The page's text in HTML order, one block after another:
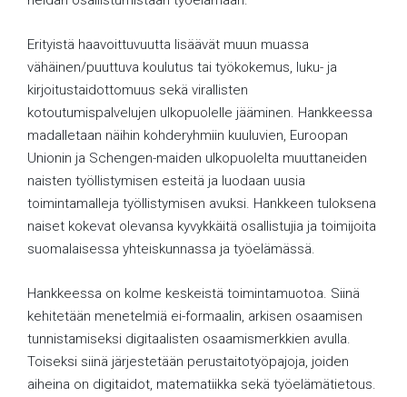
Erityistä haavoittuvuutta lisäävät muun muassa
vähäinen/puuttuva koulutus tai työkokemus, luku- ja
kirjoitustaidottomuus sekä virallisten
kotoutumispalvelujen ulkopuolelle jääminen. Hankkeessa
madalletaan näihin kohderyhmiin kuuluvien, Euroopan
Unionin ja Schengen-maiden ulkopuolelta muuttaneiden
naisten työllistymisen esteitä ja luodaan uusia
toimintamalleja työllistymisen avuksi. Hankkeen tuloksena
naiset kokevat olevansa kyvykkäitä osallistujia ja toimijoita
suomalaisessa yhteiskunnassa ja työelämässä.
Hankkeessa on kolme keskeistä toimintamuotoa. Siinä
kehitetään menetelmiä ei-formaalin, arkisen osaamisen
tunnistamiseksi digitaalisten osaamismerkkien avulla.
Toiseksi siinä järjestetään perustaitotyöpajoja, joiden
aiheina on digitaidot, matematiikka sekä työelämätietous.